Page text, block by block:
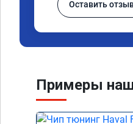
Оставить
Примеры